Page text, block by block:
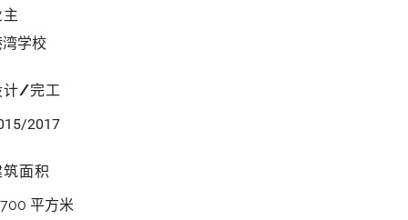
湾学校
计/完工
2017
筑面积
平方米